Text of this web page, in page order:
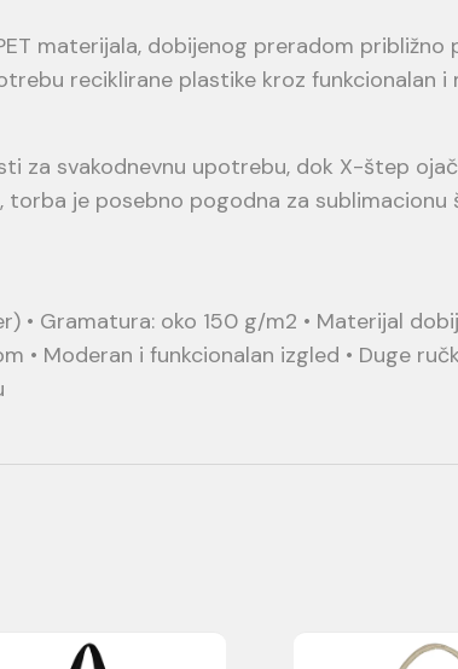
materijala, dobijenog preradom
reciklirane plastike kroz funkcionalan i
za svakodnevnu upotrebu, dok X-štep
je posebno pogodna za sublimacionu
• Gramatura: oko 150 g/m2 • Materijal
• Moderan i funkcionalan izgled • Duge